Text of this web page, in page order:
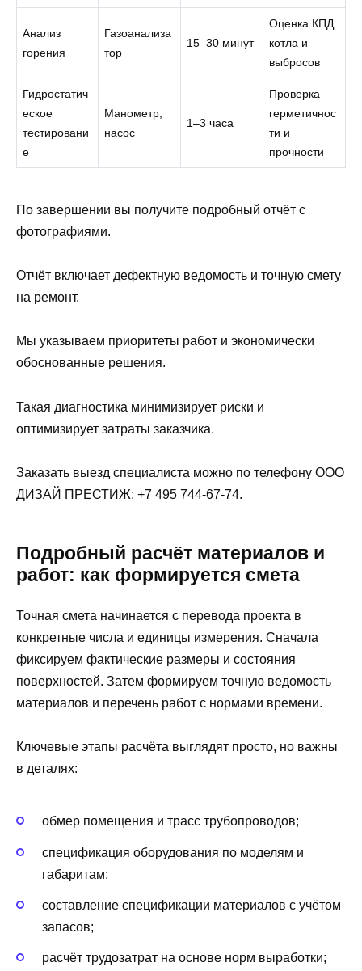
Анализ
горения
Газоанализа
тор
15–30 минут
Оценка КПД
котла и
выбросов
Гидростатич
еское
тестировани
е
Манометр,
насос
1–3 часа
Проверка
герметичнос
ти и
прочности
По завершении вы получите подробный отчёт с
фотографиями.
Отчёт включает дефектную ведомость и точную смету
на ремонт.
Мы указываем приоритеты работ и экономически
обоснованные решения.
Такая диагностика минимизирует риски и
оптимизирует затраты заказчика.
Заказать выезд специалиста можно по телефону ООО
ДИЗАЙ ПРЕСТИЖ: +7 495 744-67-74.
Подробный расчёт материалов и
работ: как формируется смета
Точная смета начинается с перевода проекта в
конкретные числа и единицы измерения. Сначала
фиксируем фактические размеры и состояния
поверхностей. Затем формируем точную ведомость
материалов и перечень работ с нормами времени.
Ключевые этапы расчёта выглядят просто, но важны
в деталях:
обмер помещения и трасс трубопроводов;
спецификация оборудования по моделям и
габаритам;
составление спецификации материалов с учётом
запасов;
расчёт трудозатрат на основе норм выработки;